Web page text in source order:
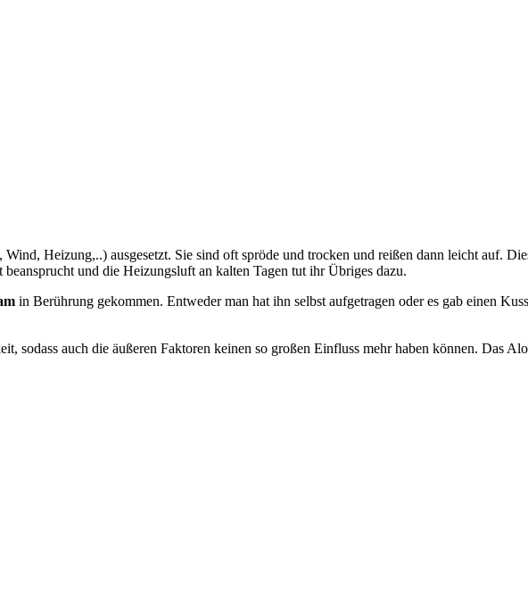
Heizung,..) ausgesetzt. Sie sind oft spröde und trocken und reißen dann leicht auf.
und die Heizungsluft an kalten Tagen tut ihr Übriges dazu.
in Berührung gekommen. Entweder man hat ihn selbst aufgetragen oder es gab einen
sodass auch die äußeren Faktoren keinen so großen Einfluss mehr haben können. Das